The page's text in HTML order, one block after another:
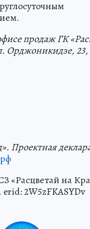
продаж ГК
Орджоникидзе, 23,
Проектная
«Расцветай на
2W5zFKASYDv